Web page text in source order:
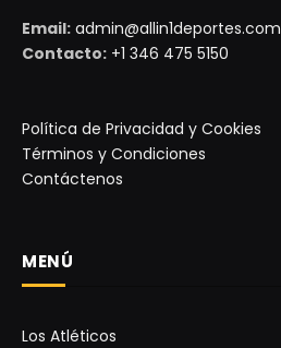
Email: admin@allin1deportes.com
Contacto: +1 346 475 5150
Política de Privacidad y Cookies
Términos y Condiciones
Contáctenos
MENÚ
Los Atléticos